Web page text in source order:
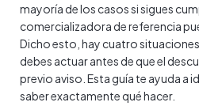
mayoría de los casos si sigues
comercializadora de referencia
Dicho esto, hay cuatro
debes actuar antes de que el
previo aviso. Esta guía te ayuda a
saber exactamente qué hacer.